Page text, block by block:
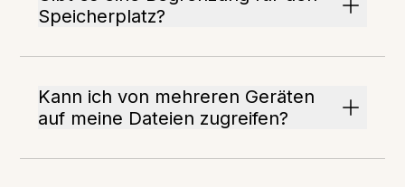
Speicherplatz?
Kann ich von mehreren Geräten
auf meine Dateien zugreifen?